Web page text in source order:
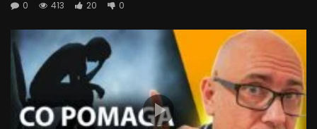
0
413 20 0